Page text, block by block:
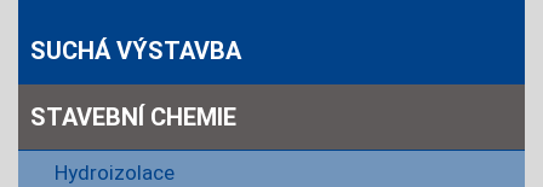
SUCHÁ VÝSTAVBA
STAVEBNÍ CHEMIE
Hydroizolace